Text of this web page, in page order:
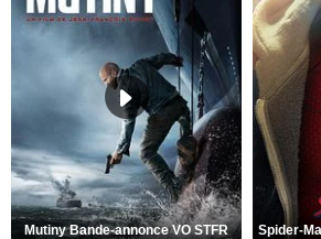
Mutiny Bande-annonce VO STFR